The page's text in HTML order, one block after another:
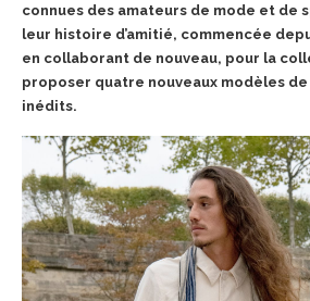
connues des amateurs de mode et de
leur histoire d’amitié, commencée
en collaborant de nouveau, pour la
proposer quatre nouveaux modèles
inédits.